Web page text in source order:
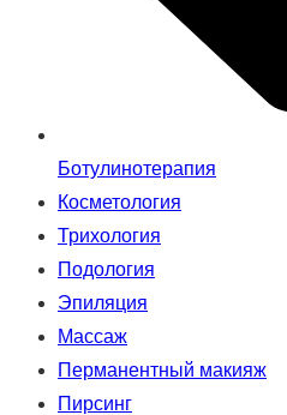
Ботулинотерапия
Косметология
Трихология
Подология
Эпиляция
Массаж
Перманентный макияж
Пирсинг